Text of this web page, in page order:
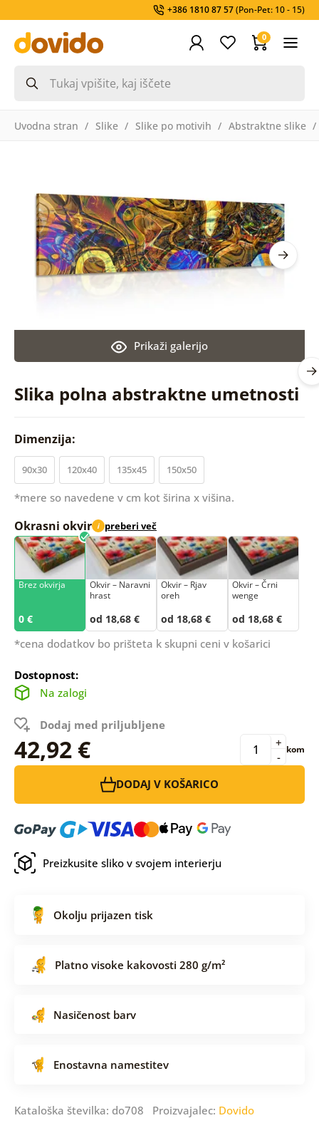
+386 1810 87 57(Pon-Pet: 10 - 15)
0
Uvodna stran Slike Slike po motivih Abstraktne slike
Slika polna abstraktne umetnosti
Prikaži galerijo
Dimenzija:
90x30 120x40 135x45 150x50
*mere so navedene v cm kot širina x višina.
Okrasni okvir i preberi več
Brez okvirja
0 €
Okvir – Naravni
hrast
od 18,68 €
Okvir – Rjav
oreh
od 18,68 €
Okvir – Črni
wenge
od 18,68 €
*cena dodatkov bo prišteta k skupni ceni v košarici
Dostopnost:
Na zalogi
Dodaj med priljubljene
42,92 € -
+ kom
DODAJ V KOŠARICO
Preizkusite sliko v svojem interierju
Okolju prijazen tisk
Platno visoke kakovosti 280 g/m²
Nasičenost barv
Enostavna namestitev
Kataloška številka: do708 Proizvajalec: Dovido